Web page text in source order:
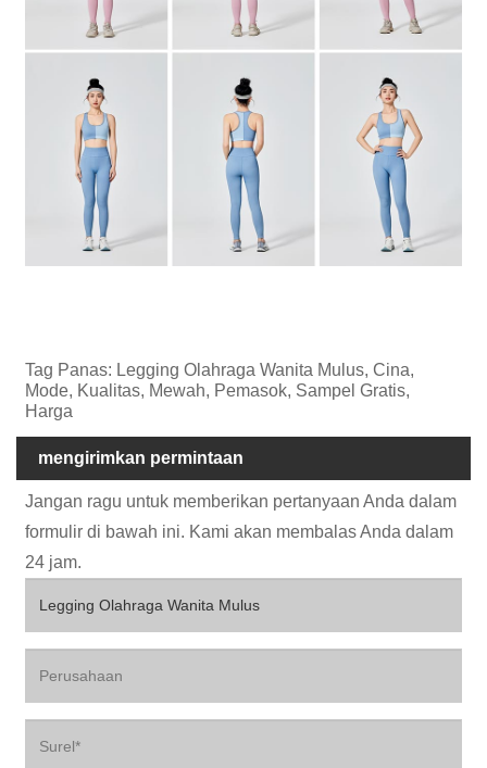
Tag Panas: Legging Olahraga Wanita Mulus, Cina,
Mode, Kualitas, Mewah, Pemasok, Sampel Gratis,
Harga
mengirimkan permintaan
Jangan ragu untuk memberikan pertanyaan Anda dalam
formulir di bawah ini. Kami akan membalas Anda dalam
24 jam.